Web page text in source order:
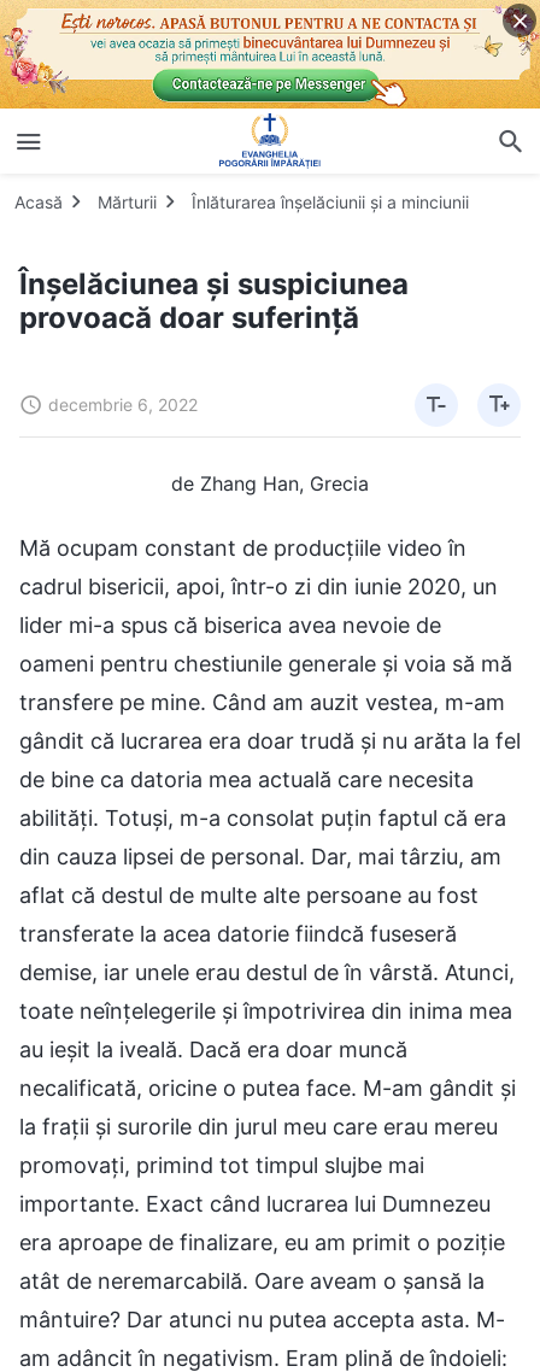
Acasă Mărturii Înlăturarea înșelăciunii și a minciunii
Înșelăciunea și suspiciunea
provoacă doar suferință
decembrie 6, 2022
de Zhang Han, Grecia
Mă ocupam constant de producțiile video în
cadrul bisericii, apoi, într-o zi din iunie 2020, un
lider mi-a spus că biserica avea nevoie de
oameni pentru chestiunile generale și voia să mă
transfere pe mine. Când am auzit vestea, m-am
gândit că lucrarea era doar trudă și nu arăta la fel
de bine ca datoria mea actuală care necesita
abilități. Totuși, m-a consolat puțin faptul că era
din cauza lipsei de personal. Dar, mai târziu, am
aflat că destul de multe alte persoane au fost
transferate la acea datorie fiindcă fuseseră
demise, iar unele erau destul de în vârstă. Atunci,
toate neînțelegerile și împotrivirea din inima mea
au ieșit la iveală. Dacă era doar muncă
necalificată, oricine o putea face. M-am gândit și
la frații și surorile din jurul meu care erau mereu
promovați, primind tot timpul slujbe mai
importante. Exact când lucrarea lui Dumnezeu
era aproape de finalizare, eu am primit o poziție
atât de neremarcabilă. Oare aveam o șansă la
mântuire? Dar atunci nu putea accepta asta. M-
am adâncit în negativism. Eram plină de îndoieli: